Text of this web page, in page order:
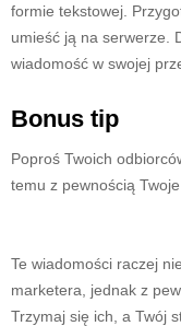
formie tekstowej.
umieść ją na serwerze.
wiadomość w swojej
Bonus tip
Poproś Twoich
temu z pewnością
Te wiadomości raczej
marketera, jednak z
Trzymaj się ich, a Twój